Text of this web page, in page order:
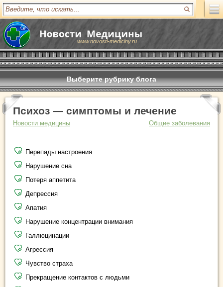
www.novosti-mediciny.ru
Выберите рубрику блога
Психоз — симптомы и лечение
Новости медицины Общие заболевания
Перепады настроения
Нарушение сна
Потеря аппетита
Депрессия
Апатия
Нарушение концентрации внимания
Галлюцинации
Агрессия
Чувство страха
Прекращение контактов с людьми